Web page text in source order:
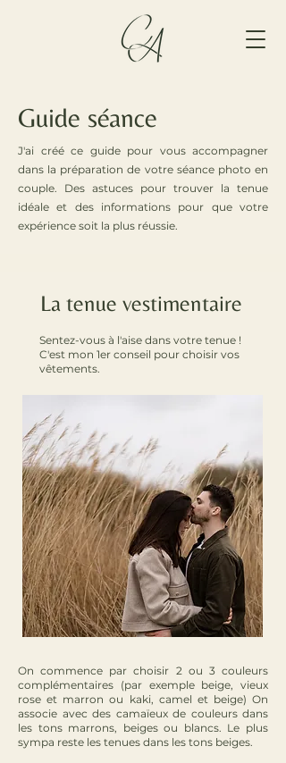
Guide séance
J'ai créé ce guide pour vous accompagner
dans la préparation de votre séance photo en
couple. Des astuces pour trouver la tenue
idéale et des informations pour que votre
expérience soit la plus réussie.
La tenue vestimentaire
Sentez-vous à l'aise dans votre tenue !
C'est mon 1er conseil pour choisir vos
vêtements.
On commence par choisir 2 ou 3 couleurs
complémentaires (par exemple beige, vieux
rose et marron ou kaki, camel et beige) On
associe avec des camaïeux de couleurs dans
les tons marrons, beiges ou blancs. Le plus
sympa reste les tenues dans les tons beiges.